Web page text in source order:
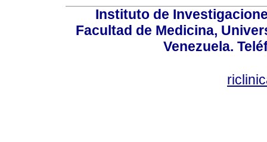
Instituto de
Facultad de Medicina,
Venezuela.